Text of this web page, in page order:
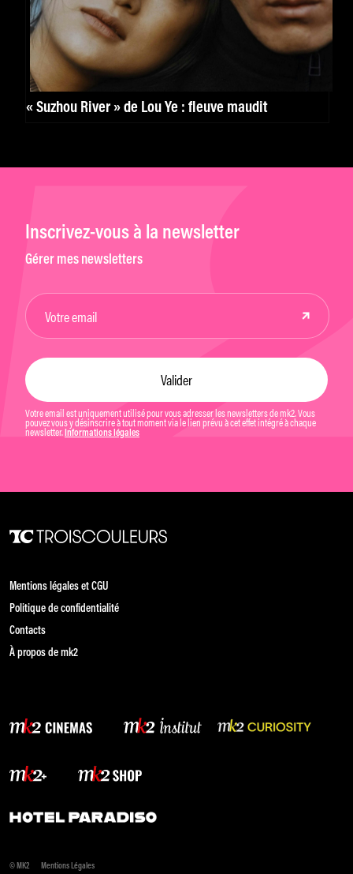
« Suzhou River » de Lou Ye : fleuve maudit
Inscrivez-vous à la newsletter
Gérer mes newsletters
Votre email est uniquement utilisé pour vous adresser les newsletters de mk2. Vous
pouvez vous y désinscrire à tout moment via le lien prévu à cet effet intégré à chaque
newsletter. Informations légales
Mentions légales et CGU
Politique de confidentialité
Contacts
À propos de mk2
© MK2 Mentions Légales